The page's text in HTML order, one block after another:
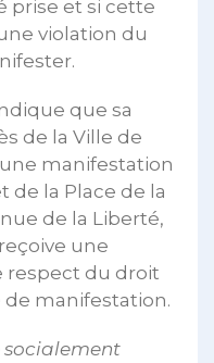
prise et si cette
violation du
que sa
de la Ville de
manifestation
de la Place de la
de la Liberté,
une
respect du droit
manifestation.
socialement